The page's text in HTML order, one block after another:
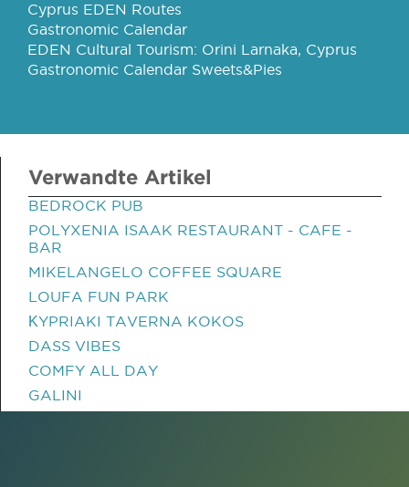
Cyprus EDEN Routes
Gastronomic Calendar
EDEN Cultural Tourism: Orini Larnaka, Cyprus
Gastronomic Calendar Sweets&Pies
Verwandte Artikel
BEDROCK PUB
POLYXENIA ISAAK RESTAURANT - CAFE -
BAR
MIKELANGELO COFFEE SQUARE
LOUFA FUN PARK
ΚYPRIAKI TAVERNA KOKOS
DASS VIBES
COMFY ALL DAY
GALINI